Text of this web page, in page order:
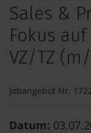
Sales &
Fokus
VZ/TZ
Jobangebot Nr.
Datum:
Beratung
Beschäftigung
Leitbild
KI-Manifest
JT-Portal
JobImpuls